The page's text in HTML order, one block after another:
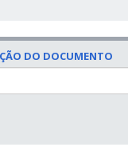
DO DOCUMENTO